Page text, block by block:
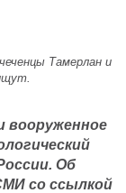
Тамерлан и
вооруженное
Об
со ссылкой